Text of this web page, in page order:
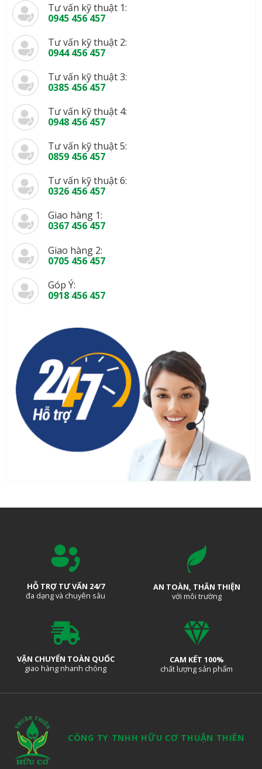
Tư vấn kỹ thuật 1:
0945 456 457
Tư vấn kỹ thuật 2:
0944 456 457
Tư vấn kỹ thuật 3:
0385 456 457
Tư vấn kỹ thuật 4:
0948 456 457
Tư vấn kỹ thuật 5:
0859 456 457
Tư vấn kỹ thuật 6:
0326 456 457
Giao hàng 1:
0367 456 457
Giao hàng 2:
0705 456 457
Góp Ý:
0918 456 457
HỖ TRỢ TƯ VẤN 24/7
đa dạng và chuyên sâu
AN TOÀN, THÂN THIỆN
với môi trường
VẬN CHUYỂN TOÀN QUỐC
giao hàng nhanh chóng
CAM KẾT 100%
chất lượng sản phẩm
CÔNG TY TNHH HỮU CƠ THUẬN THIÊN